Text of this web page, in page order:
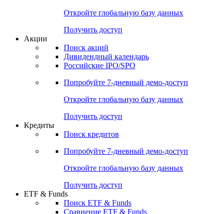
Опросы
Попробуйте7-дневный
Откройте глобальную базу данных
Получить доступ
Поиск акций
Российские IPO/SPO
Попробуйте7-дневный
Откройте глобальную базу данных
Получить доступ
Поиск кредитов
Попробуйте7-дневный
Откройте глобальную базу данных